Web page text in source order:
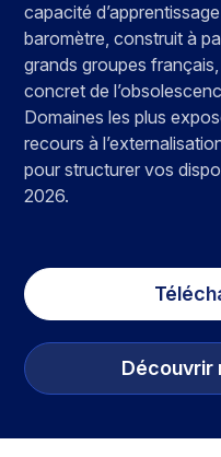
capacité
baromètre, construit à
grands groupes
concret de
Domaines les plus
recours à
pour structurer vos
2026.
Découvrir